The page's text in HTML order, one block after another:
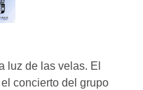
luz de las velas. El
concierto del grupo